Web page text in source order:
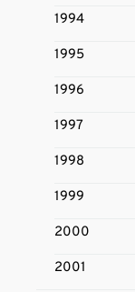
1994
1995
1996
1997
1998
1999
2000
2001